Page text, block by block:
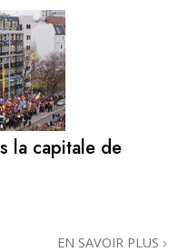
la capitale de
EN SAVOIR PLUS